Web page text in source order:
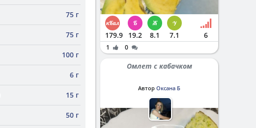
75 г
75 г
100 г
6 г
15 г
50 г
179.9 19.2 8.1 7.1 6
1 0
Омлет с кабачком
Автор Оксана Б